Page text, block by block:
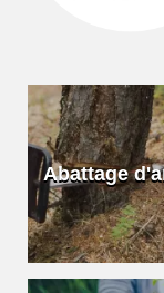
Abattage